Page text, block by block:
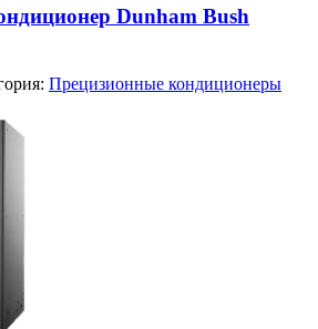
Dunham Bush
Прецизионные кондиционеры